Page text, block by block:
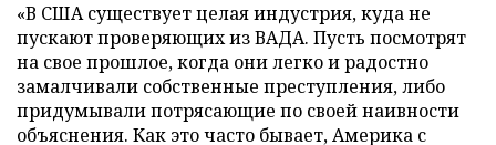
«В США существует целая индустрия, куда не
пускают проверяющих из ВАДА. Пусть посмотрят
на свое прошлое, когда они легко и радостно
замалчивали собственные преступления, либо
придумывали потрясающие по своей наивности
объяснения. Как это часто бывает, Америка с